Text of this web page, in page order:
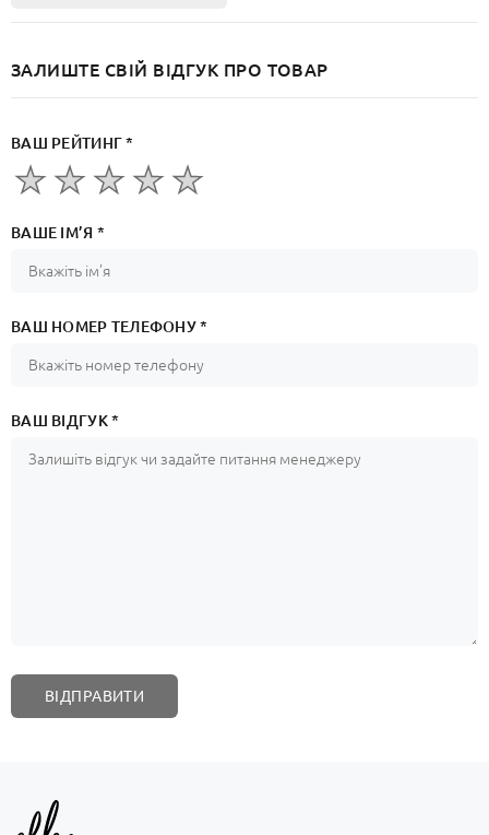
ЗАЛИШТЕ СВІЙ ВІДГУК ПРО ТОВАР
ВАШ РЕЙТИНГ *
ВАШЕ ІМ’Я *
ВАШ НОМЕР ТЕЛЕФОНУ *
ВАШ ВІДГУК *